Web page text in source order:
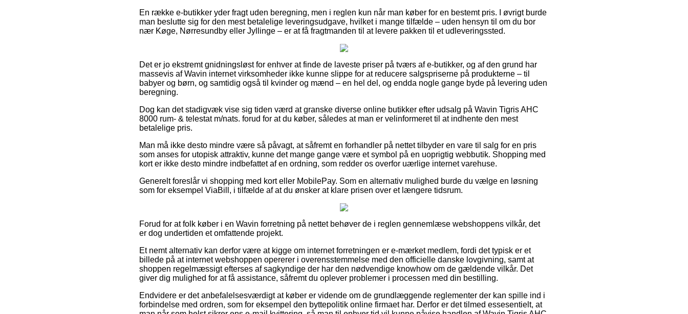
En række e-butikker yder fragt uden beregning, men i reglen kun når man køber for en bestemt pris. I øvrigt burde
man beslutte sig for den mest betalelige leveringsudgave, hvilket i mange tilfælde – uden hensyn til om du bor
nær Køge, Nørresundby eller Jyllinge – er at få fragtmanden til at levere pakken til et udleveringssted.
Det er jo ekstremt gnidningsløst for enhver at finde de laveste priser på tværs af e-butikker, og af den grund har
massevis af Wavin internet virksomheder ikke kunne slippe for at reducere salgspriserne på produkterne – til
babyer og børn, og samtidig også til kvinder og mænd – en hel del, og endda nogle gange byde på levering uden
beregning.
Dog kan det stadigvæk vise sig tiden værd at granske diverse online butikker efter udsalg på Wavin Tigris AHC
8000 rum- & telestat m/nats. forud for at du køber, således at man er velinformeret til at indhente den mest
betalelige pris.
Man må ikke desto mindre være så påvagt, at såfremt en forhandler på nettet tilbyder en vare til salg for en pris
som anses for utopisk attraktiv, kunne det mange gange være et symbol på en uoprigtig webbutik. Shopping med
kort er ikke desto mindre indbefattet af en ordning, som redder os overfor uærlige internet varehuse.
Generelt foreslår vi shopping med kort eller MobilePay. Som en alternativ mulighed burde du vælge en løsning
som for eksempel ViaBill, i tilfælde af at du ønsker at klare prisen over et længere tidsrum.
Forud for at folk køber i en Wavin forretning på nettet behøver de i reglen gennemlæse webshoppens vilkår, det
er dog undertiden et omfattende projekt.
Et nemt alternativ kan derfor være at kigge om internet forretningen er e-mærket medlem, fordi det typisk er et
billede på at internet webshoppen opererer i overensstemmelse med den officielle danske lovgivning, samt at
shoppen regelmæssigt efterses af sagkyndige der har den nødvendige knowhow om de gældende vilkår. Det
giver dig mulighed for at få assistance, såfremt du oplever problemer i processen med din bestilling.
Endvidere er det anbefalelsesværdigt at køber er vidende om de grundlæggende reglementer der kan spille ind i
forbindelse med ordren, som for eksempel den byttepolitik online firmaet har. Derfor er det tilmed essesentielt, at